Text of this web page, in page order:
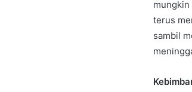
mungkin
terus
sambil